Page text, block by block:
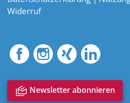
Widerruf
notification_multiple Newsletter abonnieren